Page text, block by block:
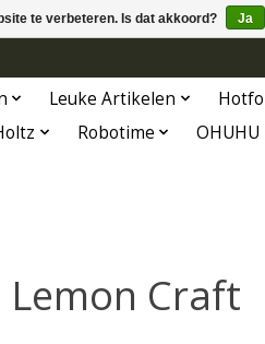
Leuke Artikelen
Robotime OHUHU
Lemon Craft
te verbeteren. Is dat akkoord? Ja